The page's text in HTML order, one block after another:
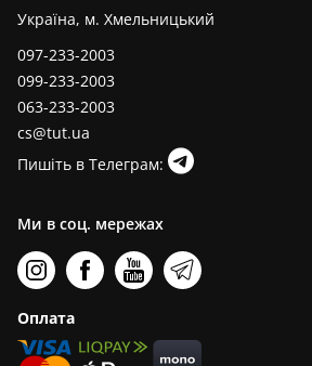
Україна, м. Хмельницький
097-233-2003
099-233-2003
063-233-2003
cs@tut.ua
Пишіть в Телеграм:
Ми в соц. мережах
Оплата